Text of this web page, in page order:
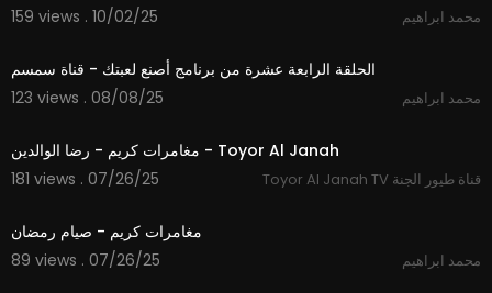
159 views . 10/02/25
محمد ابراهيم
الحلقة الرابعة عشرة من برنامج أصنع لعبتك - قناة سمسم
123 views . 08/08/25
محمد ابراهيم
مغامرات كريم - رضا الوالدين - Toyor Al Janah
181 views . 07/26/25
Toyor Al Janah TV قناة طيور الجنة
مغامرات كريم - صيام رمضان
89 views . 07/26/25
محمد ابراهيم